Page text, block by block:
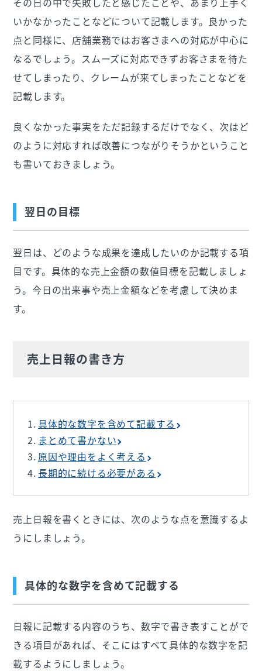
いかなかったことなどについて記載します。良かった
点と同様に、店舗業務ではお客さまへの対応が中心に
なるでしょう。スムーズに対応できずお客さまを待た
せてしまったり、クレームが来てしまったことなどを
記載します。
良くなかった事実をただ記録するだけでなく、次はど
のように対応すれば改善につながりそうかということ
も書いておきましょう。
翌日の目標
翌日は、どのような成果を達成したいのか記載する項
目です。具体的な売上金額の数値目標を記載しましょ
う。今日の出来事や売上金額などを考慮して決めま
す。
売上日報の書き方
具体的な数字を含めて記載する
まとめて書かない
原因や理由をよく考える
長期的に続ける必要がある
売上日報を書くときには、次のような点を意識するよ
うにしましょう。
具体的な数字を含めて記載する
日報に記載する内容のうち、数字で書き表すことがで
きる項目があれば、そこにはすべて具体的な数字を記
載するようにしましょう。